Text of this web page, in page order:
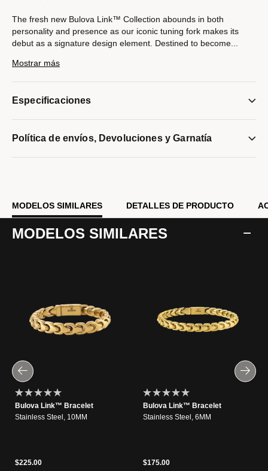
The fresh new Bulova Link™ Collection abounds in both
personality and presence as our iconic tuning fork makes its
debut as a signature design element. Destined to become
makes a bold statement. Features a box lock clasp etched with
Modelo #:BVB1083-NSTNA
Mostrar más
Especificaciones
Política de envíos, Devoluciones y Garnatía
MODELOS SIMILARES DETALLES DE PRODUCTO
MODELOS SIMILARES
Bulova Link™ Bracelet
Stainless Steel, 10MM
$225.00
Bulova Link™ Bracelet
Stainless Steel, 6MM
$175.00